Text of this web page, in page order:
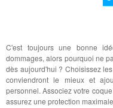
C'est toujours une bonne
dommages, alors pourquoi ne
dès aujourd'hui ? Choisissez
conviendront le mieux et
personnel. Associez votre
assurez une protection